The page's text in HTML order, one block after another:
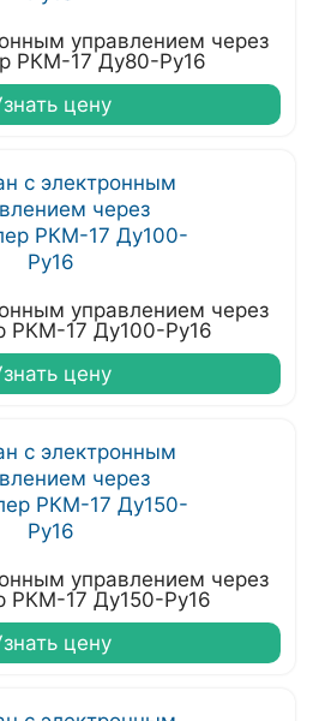
управлением через
РКМ-17 Ду80-Ру16
цену
управлением через
РКМ-17 Ду100-Ру16
цену
управлением через
РКМ-17 Ду150-Ру16
цену